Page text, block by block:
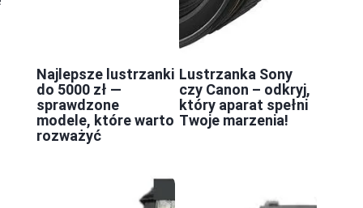
Najlepsze lustrzanki
do 5000 zł —
sprawdzone
modele, które warto
rozważyć
Lustrzanka Sony
czy Canon – odkryj,
który aparat spełni
Twoje marzenia!